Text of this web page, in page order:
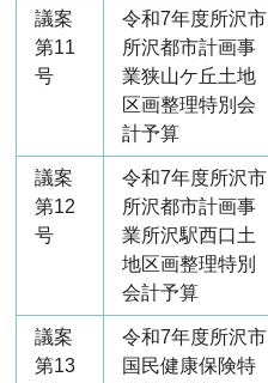
議案
第11
号
令和7年度所沢市
所沢都市計画事
業狭山ケ丘土地
区画整理特別会
計予算
議案
第12
号
令和7年度所沢市
所沢都市計画事
業所沢駅西口土
地区画整理特別
会計予算
議案
第13
令和7年度所沢市
国民健康保険特